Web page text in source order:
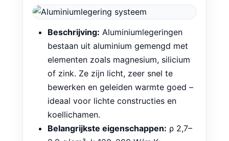
Beschrijving: Aluminiumlegeringen
bestaan uit aluminium gemengd met
elementen zoals magnesium, silicium
of zink. Ze zijn licht, zeer snel te
bewerken en geleiden warmte goed –
ideaal voor lichte constructies en
koellichamen.
Belangrijkste eigenschappen: ρ 2,7–